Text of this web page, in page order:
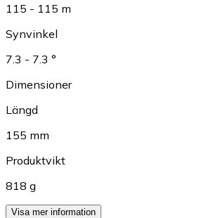
115 - 115 m
Synvinkel
7.3 - 7.3 °
Dimensioner
Längd
155 mm
Produktvikt
818 g
Visa mer information